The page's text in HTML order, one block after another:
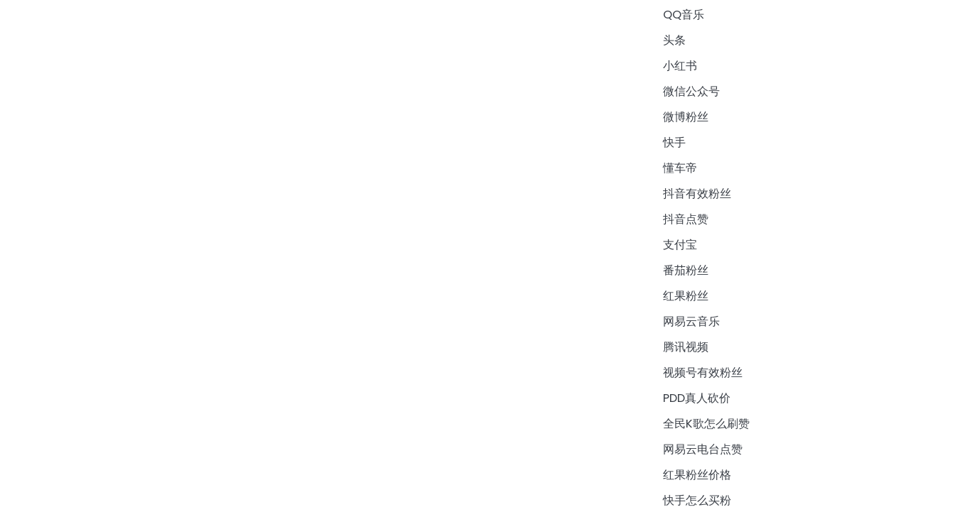
QQ音乐
头条
小红书
微信公众号
微博粉丝
快手
懂车帝
抖音有效粉丝
抖音点赞
支付宝
番茄粉丝
红果粉丝
网易云音乐
腾讯视频
视频号有效粉丝
PDD真人砍价
全民K歌怎么刷赞
网易云电台点赞
红果粉丝价格
快手怎么买粉